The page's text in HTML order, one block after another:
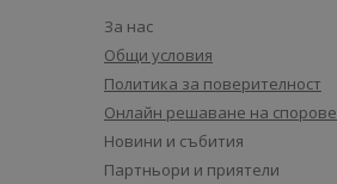
За нас
Общи условия
Политика за поверителност
Онлайн решаване на спорове
Новини и събития
Партньори и приятели